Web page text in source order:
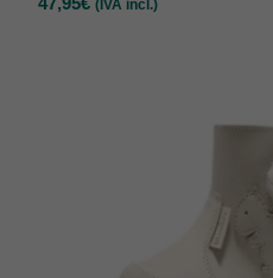
(IVA incl.)